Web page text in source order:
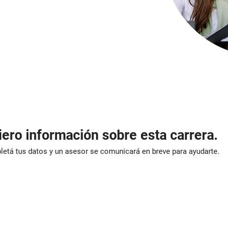
información sobre esta carrera.
tus datos y un asesor se comunicará en breve para ayudarte.